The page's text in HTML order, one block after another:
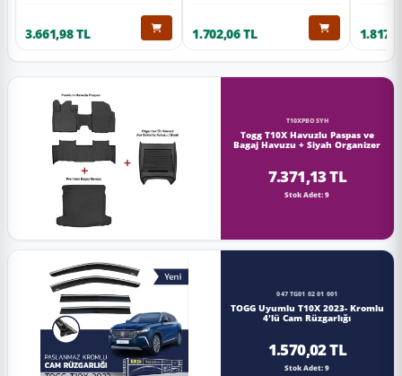
3.661,98 TL 1.702,06 TL
T10XPBOSYH
Togg T10X Havuzlu Paspas ve
Bagaj Havuzu + Siyah Organizer
7.371,13 TL
Stok Adet: 9
047 TG01 02 01 001
TOGG Uyumlu T10X 2023- Kromlu
4'lü Cam Rüzgarlığı
1.570,02 TL
Stok Adet: 9